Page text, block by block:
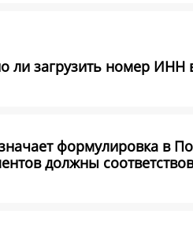
ли загрузить номер ИНН
формулировка в
должны